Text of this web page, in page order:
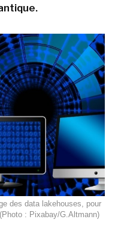
des data lakehouses, pour
: Pixabay/G.Altmann)